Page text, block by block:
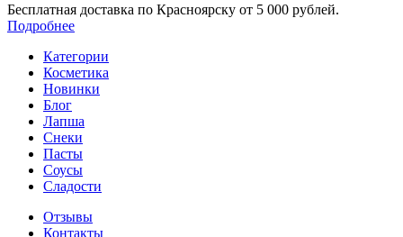
Бесплатная доставка по Красноярску от 5 000 рублей.
Подробнее
Категории
Косметика
Новинки
Блог
Лапша
Снеки
Пасты
Соусы
Сладости
Отзывы
Контакты